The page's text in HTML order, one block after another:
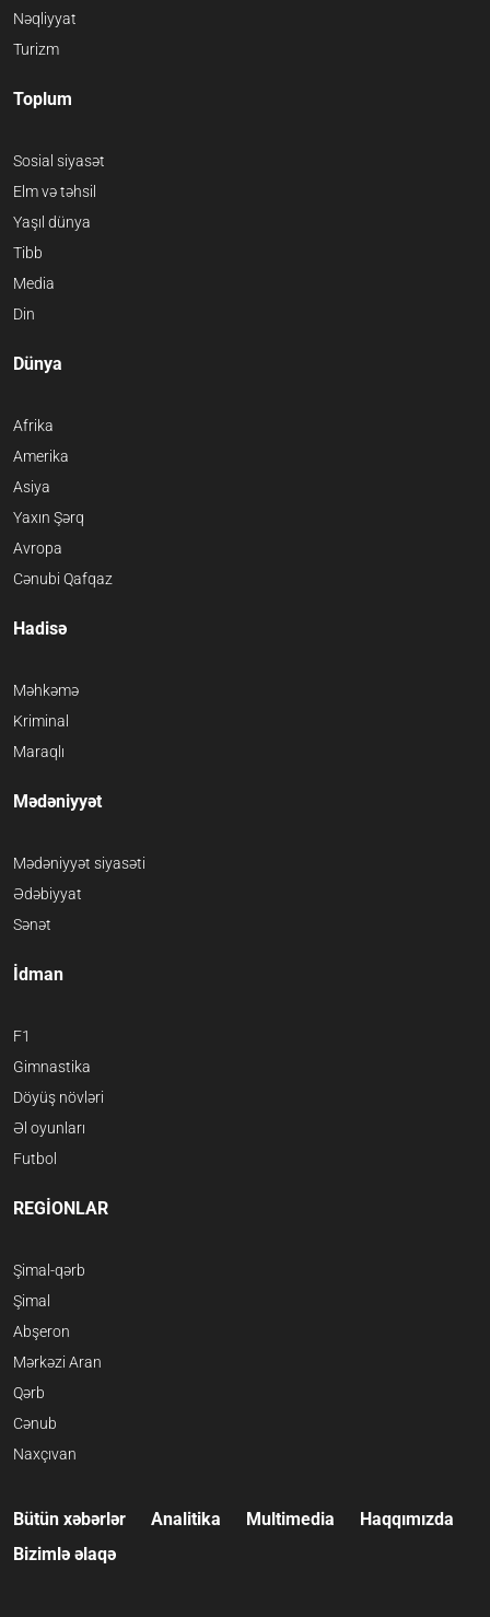
Nəqliyyat
Turizm
Toplum
Sosial siyasət
Elm və təhsil
Yaşıl dünya
Tibb
Media
Din
Dünya
Afrika
Amerika
Asiya
Yaxın Şərq
Avropa
Cənubi Qafqaz
Hadisə
Məhkəmə
Kriminal
Maraqlı
Mədəniyyət
Mədəniyyət siyasəti
Ədəbiyyat
Sənət
İdman
F1
Gimnastika
Döyüş növləri
Əl oyunları
Futbol
REGİONLAR
Şimal-qərb
Şimal
Abşeron
Mərkəzi Aran
Qərb
Cənub
Naxçıvan
Bütün xəbərlər Analitika Multimedia
Haqqımızda
Bizimlə əlaqə